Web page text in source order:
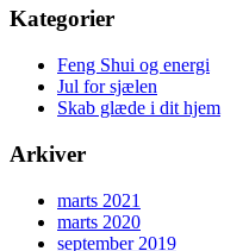
Kategorier
Feng Shui og energi
Jul for sjælen
Skab glæde i dit hjem
Arkiver
marts 2021
marts 2020
september 2019